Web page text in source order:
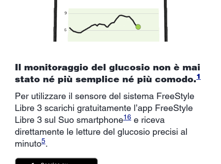
Il monitoraggio del glucosio non è mai
stato né più semplice né più comodo.1
Per utilizzare il sensore del sistema FreeStyle
Libre 3 scarichi gratuitamente l’app FreeStyle
Libre 3 sul Suo smartphone16 e riceva
direttamente le letture del glucosio precisi al
minuto5.